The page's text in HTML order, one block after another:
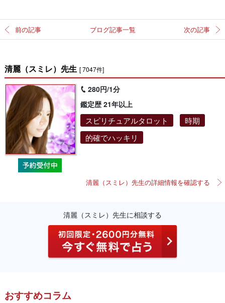
前の記事 ブログ記事一覧 次の記事
清麗（スミレ）先生 [ 7047件]
280円/1分
鑑定歴 21年以上
スピリチュアルタロット
時期
的確でハッキリ
清麗（スミレ）先生の詳細情報を確認する
清麗（スミレ）先生に相談する
おすすめコラム